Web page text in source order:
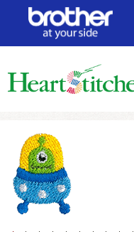
ログイン/新規会員登録
ジャンルから探す